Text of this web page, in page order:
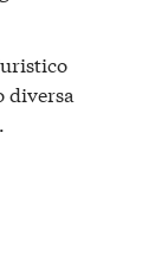
diversa